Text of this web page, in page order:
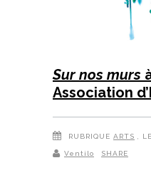
Sur nos murs
Association
RUBRIQUE ARTS ,
Ventilo SHARE